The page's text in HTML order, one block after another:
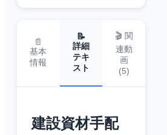
📄
基本
情報
📝
詳細
テキ
スト
🎬 関
連動
画
(5)
建設資材手配